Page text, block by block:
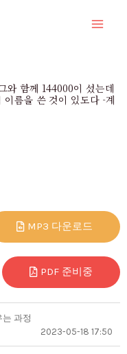
와 함께 144000이 섰는데
름을 쓴 것이 있도다 -계
MP3 다운로드
PDF 준비중
과정
2023-05-18 17:50